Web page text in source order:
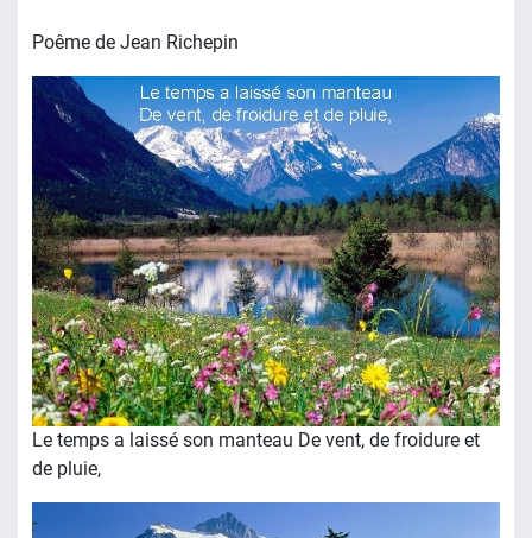
Poême de Jean Richepin
Le temps a laissé son manteau De vent, de froidure et
de pluie,